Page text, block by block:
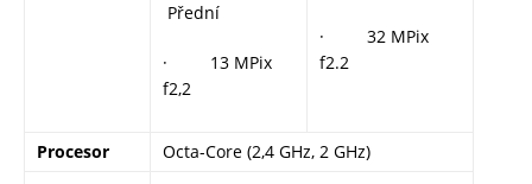
Přední
· 13 MPix
f2,2
· 32 MPix
f2.2
Procesor
Octa-Core (2,4 GHz, 2 GHz)